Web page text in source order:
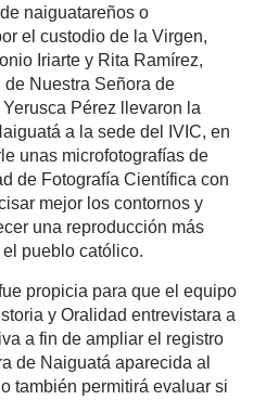
naiguatareños o
el custodio de la Virgen,
Iriarte y Rita Ramírez,
Nuestra Señora de
Pérez llevaron la
a la sede del IVIC, en
unas microfotografías de
de Fotografía Científica con
mejor los contornos y
una reproducción más
pueblo católico.
propicia para que el equipo
y Oralidad entrevistara a
a fin de ampliar el registro
de Naiguatá aparecida al
también permitirá evaluar si